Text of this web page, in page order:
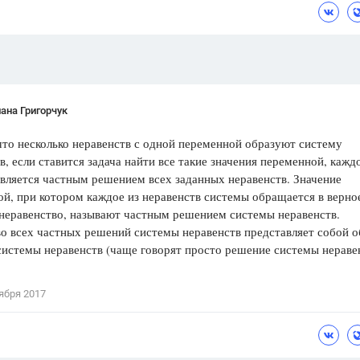
Григорчук
несколько неравенств с одной переменной образуют систему
если ставится задача найти все такие значения переменной,
частным решением всех заданных неравенств. Значение
при котором каждое из неравенств системы обращается в
называют частным решением системы неравенств.
всех частных решений системы неравенств представляет собой
неравенств (чаще говорят просто решение системы
2017